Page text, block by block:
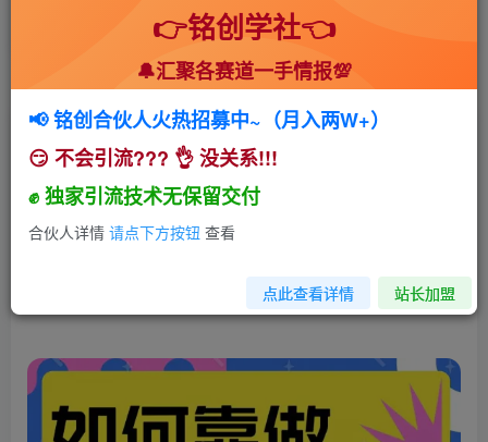
首页 🍻会员专享 📚综合教程 正文
如何靠做项目拆解逆风翻盘，月入十万，在年前还
清负债，赚到第一笔存款
小助手
149 10
👉铭创学社👈
🔔汇聚各赛道一手情报💯
📢 铭创合伙人火热招募中~（月入两W+）
😏 不会引流??? 👌 没关系!!!
✊ 独家引流技术无保留交付
合伙人详情 请点下方按钮 查看
点此查看详情 站长加盟